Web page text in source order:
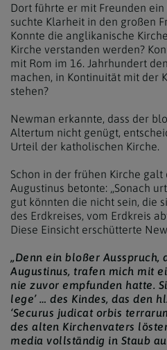
Dort führte er mit Freunden
suchte Klarheit in den großen
Konnte die anglikanische
Kirche verstanden werden?
mit Rom im 16. Jahrhundert
machen, in Kontinuität mit der
stehen?
Newman erkannte, dass der
Altertum nicht genügt,
Urteil der katholischen Kirche.
Schon in der frühen Kirche galt
Augustinus betonte: „Sonach
gut könnten die nicht sein, die
des Erdkreises, vom Erdkreis
Diese Einsicht erschütterte
„Denn ein bloßer Ausspruch,
Augustinus, trafen mich mit
nie zuvor empfunden hatte.
lege’ … des Kindes, das den
‘Securus judicat orbis
des alten Kirchenvaters
media vollständig in Staub